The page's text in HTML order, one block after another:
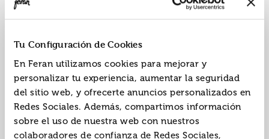
Tu Configuración de Cookies
En Feran utilizamos cookies para mejorar y
personalizar tu experiencia, aumentar la seguridad
del sitio web, y ofrecerte anuncios personalizados en
Redes Sociales. Además, compartimos información
sobre el uso de nuestra web con nuestros
colaboradores de confianza de Redes Sociales,
Horrorstör
ISBN:9788417615086
Guía del club de
lectura para matar
vampiros
ISBN:9788445009956